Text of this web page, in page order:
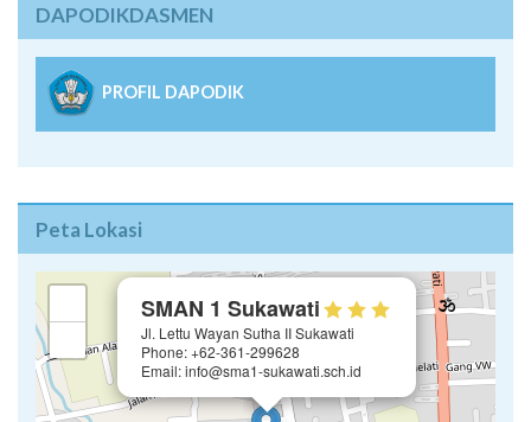
DAPODIKDASMEN
PROFIL DAPODIK
Peta Lokasi
SMAN 1 Sukawati
Jl. Lettu Wayan Sutha II Sukawati
Phone: +62-361-299628
Email: info@sma1-sukawati.sch.id